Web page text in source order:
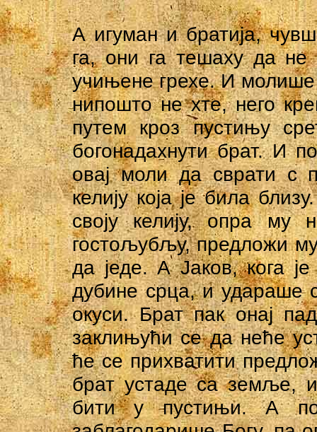
А игуман и братија,
га, они га тешаху да не
учињене грехе. И
нипошто не хте, него
путем кроз пустињу
богонадахнути брат. И
овај моли да сврати с
келију која је била
своју келију, опра
гостољубљу, предложи
да једе. А Јаков, кога
дубине срца, и удараше
окуси. Брат пак онај
заклињући се да неће
ће се прихватити
брат устаде са земље,
бити у пустињи. А